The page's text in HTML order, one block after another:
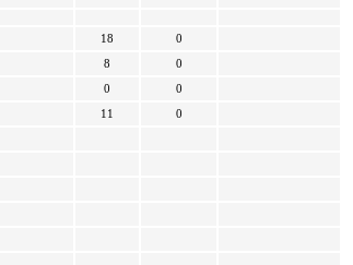
18
0
8
0
0
0
11
0